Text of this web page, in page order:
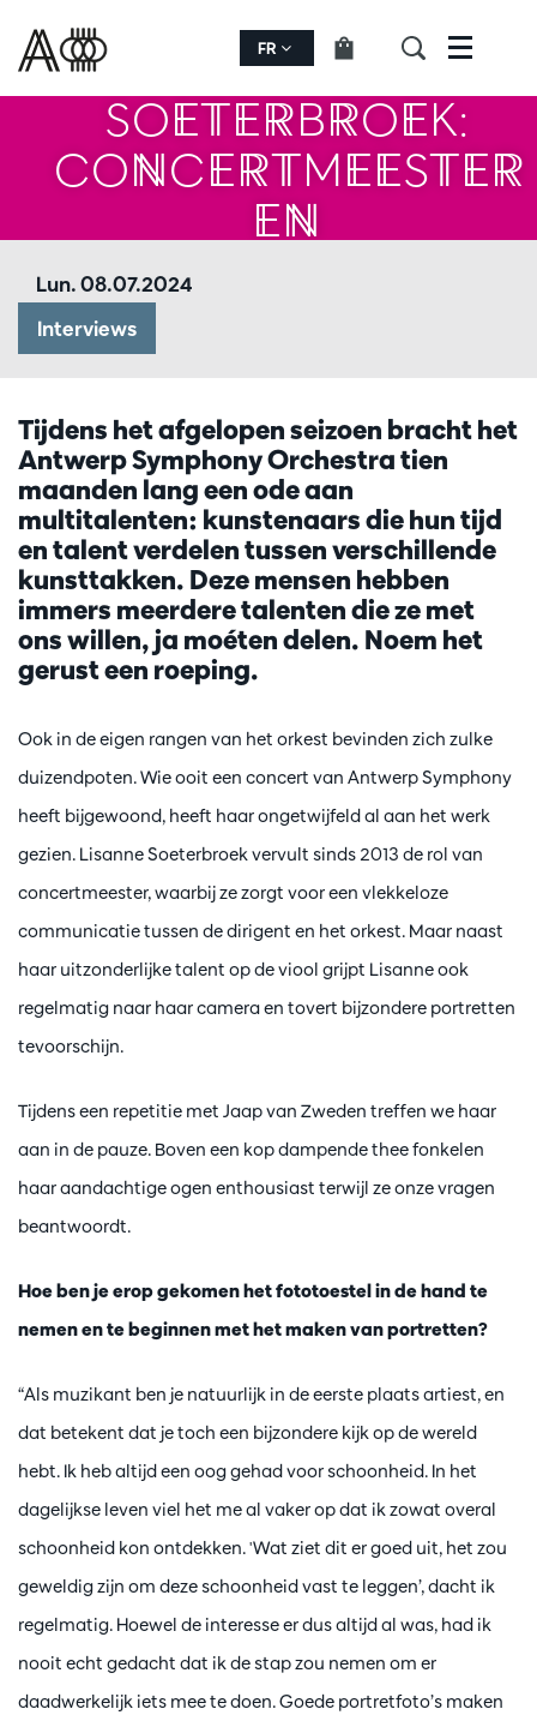
FR Menu
LISANNE
SOETERBROEK:
CONCERTMEESTER
EN
Interviews
Lun. 08.07.2024
Tijdens het afgelopen seizoen bracht het
Antwerp Symphony Orchestra tien
maanden lang een ode aan
multitalenten: kunstenaars die hun tijd
en talent verdelen tussen verschillende
kunsttakken. Deze mensen hebben
immers meerdere talenten die ze met
ons willen, ja moéten delen. Noem het
gerust een roeping.
Ook in de eigen rangen van het orkest bevinden zich zulke
duizendpoten. Wie ooit een concert van Antwerp Symphony
heeft bijgewoond, heeft haar ongetwijfeld al aan het werk
gezien. Lisanne Soeterbroek vervult sinds 2013 de rol van
concertmeester, waarbij ze zorgt voor een vlekkeloze
communicatie tussen de dirigent en het orkest. Maar naast
haar uitzonderlijke talent op de viool grijpt Lisanne ook
regelmatig naar haar camera en tovert bijzondere portretten
tevoorschijn.
Tijdens een repetitie met Jaap van Zweden treffen we haar
aan in de pauze. Boven een kop dampende thee fonkelen
haar aandachtige ogen enthousiast terwijl ze onze vragen
beantwoordt.
Hoe ben je erop gekomen het fototoestel in de hand te
nemen en te beginnen met het maken van portretten?
“Als muzikant ben je natuurlijk in de eerste plaats artiest, en
dat betekent dat je toch een bijzondere kijk op de wereld
hebt. Ik heb altijd een oog gehad voor schoonheid. In het
dagelijkse leven viel het me al vaker op dat ik zowat overal
schoonheid kon ontdekken. 'Wat ziet dit er goed uit, het zou
geweldig zijn om deze schoonheid vast te leggen’, dacht ik
regelmatig. Hoewel de interesse er dus altijd al was, had ik
nooit echt gedacht dat ik de stap zou nemen om er
daadwerkelijk iets mee te doen. Goede portretfoto’s maken